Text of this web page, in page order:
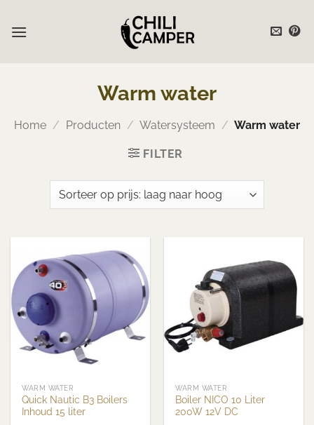
naar
Warm water
Home / Producten / Watersysteem / Warm water
FILTER
WARM WATER
Quick Nautic B3 Boilers
Inhoud 15 liter
WARM WATER
Boiler NICO 10 Liter
200W 12V DC